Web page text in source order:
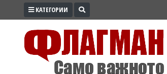
ПРОМО
КАТЕГОРИИ